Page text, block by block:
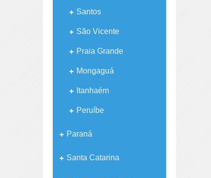
Santos
São Vicente
Praia Grande
Mongaguá
Itanhaém
Peruíbe
Paraná
Santa Catarina